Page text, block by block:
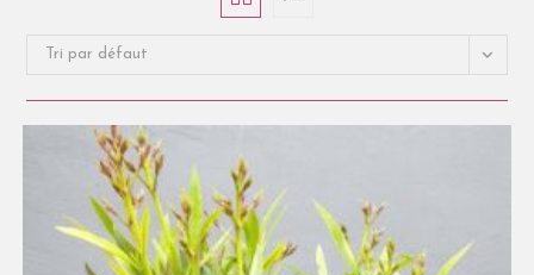
Tri par défaut